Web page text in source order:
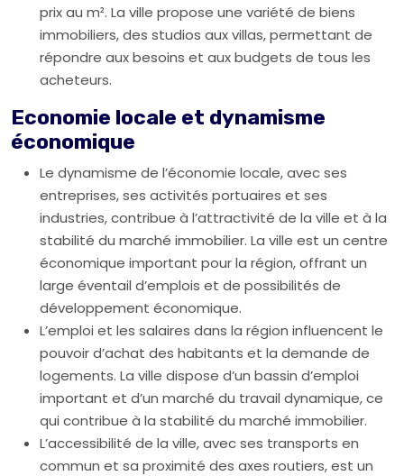
prix au m². La ville propose une variété de biens
immobiliers, des studios aux villas, permettant de
répondre aux besoins et aux budgets de tous les
acheteurs.
Economie locale et dynamisme
économique
Le dynamisme de l’économie locale, avec ses
entreprises, ses activités portuaires et ses
industries, contribue à l’attractivité de la ville et à la
stabilité du marché immobilier. La ville est un centre
économique important pour la région, offrant un
large éventail d’emplois et de possibilités de
développement économique.
L’emploi et les salaires dans la région influencent le
pouvoir d’achat des habitants et la demande de
logements. La ville dispose d’un bassin d’emploi
important et d’un marché du travail dynamique, ce
qui contribue à la stabilité du marché immobilier.
L’accessibilité de la ville, avec ses transports en
commun et sa proximité des axes routiers, est un